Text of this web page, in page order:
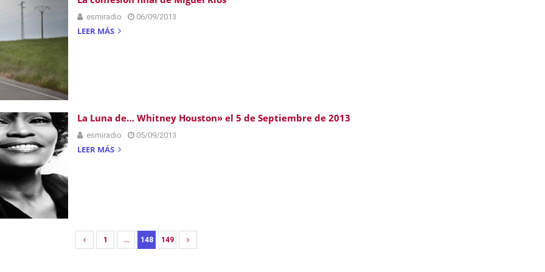
esmiradio 06/09/2013
LEER MÁS
La Luna de… Whitney Houston» el 5 de Septiembre de 2013
esmiradio 05/09/2013
LEER MÁS
1 … 148 149